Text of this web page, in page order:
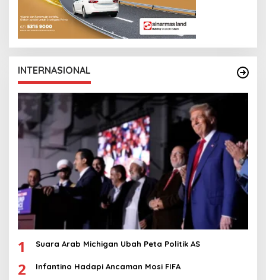
INTERNASIONAL
1 Suara Arab Michigan Ubah Peta Politik AS
2 Infantino Hadapi Ancaman Mosi FIFA